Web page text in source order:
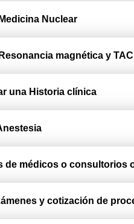
Nuclear
magnética y TAC
una Historia clínica
de médicos o consultorios
y cotización de